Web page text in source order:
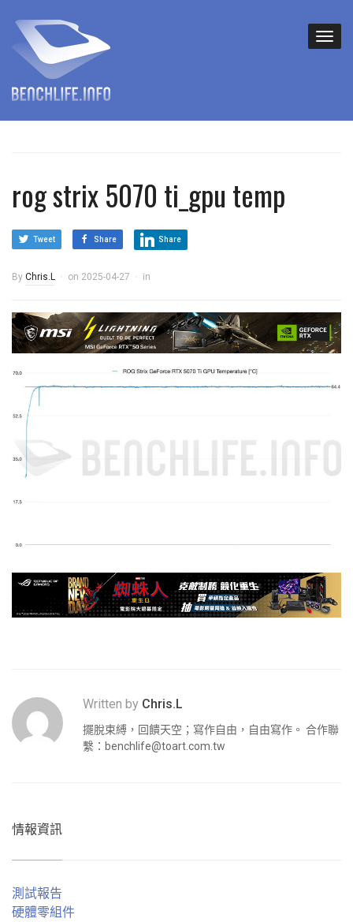
rog strix 5070 ti_gpu temp
Tweet Share Share
By Chris.L on 2025-04-27 in
Written by Chris.L
擺脫束縛，回饋天空；寫作自由，自由寫作。 合作聯
繫： benchlife@toart.com.tw
情報資訊
測試報告
硬體零組件